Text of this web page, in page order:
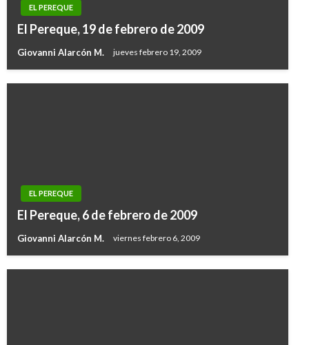
EL PEREQUE
El Pereque, 19 de febrero de 2009
Giovanni Alarcón M. jueves febrero 19, 2009
EL PEREQUE
El Pereque, 6 de febrero de 2009
Giovanni Alarcón M. viernes febrero 6, 2009